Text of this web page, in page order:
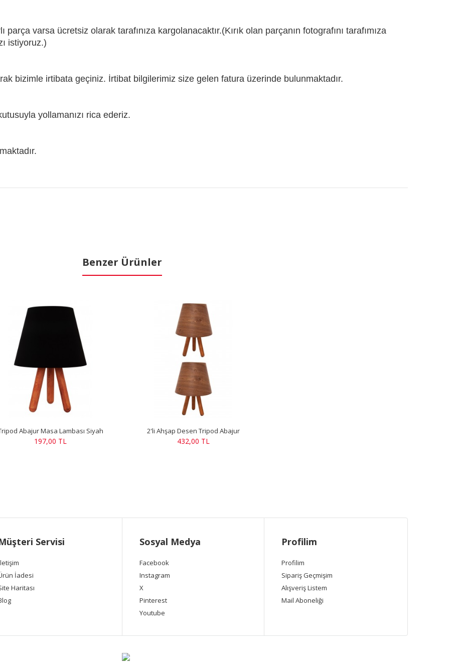
parça varsa ücretsiz olarak tarafınıza kargolanacaktır.(Kırık olan parçanın fotografını tarafımıza
istiyoruz.)
bizimle irtibata geçiniz. İrtibat bilgilerimiz size gelen fatura üzerinde bulunmaktadır.
yollamanızı rica ederiz.
Benzer Ürünler
Abajur Masa Lambası Siyah
197,00 TL
2'li Ahşap Desen Tripod Abajur
432,00 TL
Servisi
İadesi
Haritası
Sosyal Medya
Facebook
Instagram
X
Pinterest
Youtube
Profilim
Profilim
Sipariş Geçmişim
Alışveriş Listem
Mail Aboneliği